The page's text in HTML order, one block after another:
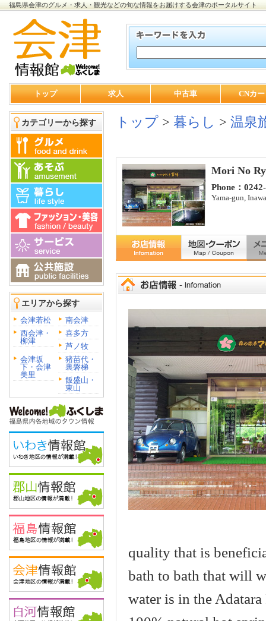
福島県会津のグルメ・求人・観光などの旬な情報をお届けする会津のポータルサイト
トップ 求人 中古車 CNカ
カテゴリーから探す
エリアから探す
会津若松
南会津
西会津・
柳津
喜多方
芦ノ牧
会津坂
下・会津
美里
猪苗代・
裏磐梯
飯盛山・
東山
トップ > 暮らし > 温泉
Mori No
Phone：
Yama-gun,
quality that is
bath to bath that will
water is in the